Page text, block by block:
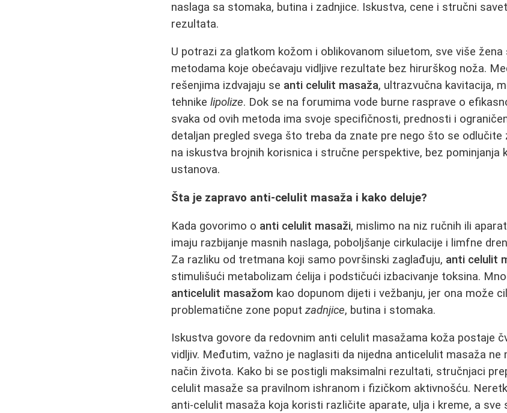
naslaga sa stomaka, butina i zadnjice. Iskustva, cene i stručni
rezultata.
U potrazi za glatkom kožom i oblikovanom siluetom, sve više žena
metodama koje obećavaju vidljive rezultate bez hirurškog noža.
rešenjima izdvajaju se anti celulit masaža, ultrazvučna kavitacija,
tehnikelipolize. Dok se na forumima vode burne rasprave o
svaka od ovih metoda ima svoje specifičnosti, prednosti i
detaljan pregled svega što treba da znate pre nego što se
na iskustva brojnih korisnica i stručne perspektive, bez pominjanja
ustanova.
Šta je zapravo anti-celulit masaža i kako deluje?
Kada govorimo o anti celulit masaži, mislimo na niz ručnih ili
imaju razbijanje masnih naslaga, poboljšanje cirkulacije i limfne
Za razliku od tretmana koji samo površinski zaglađuju, anti celulit
stimulišući metabolizam ćelija i podstičući izbacivanje toksina.
anticelulit masažom kao dopunom dijeti i vežbanju, jer ona može
problematične zone poputzadnjice, butina i stomaka.
Iskustva govore da redovnim anti celulit masažama koža postaje
vidljiv. Međutim, važno je naglasiti da nijedna anticelulit masaža ne
način života. Kako bi se postigli maksimalni rezultati, stručnjaci
celulit masaže sa pravilnom ishranom i fizičkom aktivnošću.
anti-celulit masaža koja koristi različite aparate, ulja i kreme, a sve